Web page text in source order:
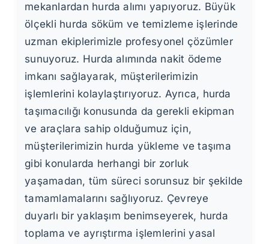
mekanlardan hurda alımı yapıyoruz. Büyük
ölçekli hurda söküm ve temizleme işlerinde
uzman ekiplerimizle profesyonel çözümler
sunuyoruz. Hurda alımında nakit ödeme
imkanı sağlayarak, müşterilerimizin
işlemlerini kolaylaştırıyoruz. Ayrıca, hurda
taşımacılığı konusunda da gerekli ekipman
ve araçlara sahip olduğumuz için,
müşterilerimizin hurda yükleme ve taşıma
gibi konularda herhangi bir zorluk
yaşamadan, tüm süreci sorunsuz bir şekilde
tamamlamalarını sağlıyoruz. Çevreye
duyarlı bir yaklaşım benimseyerek, hurda
toplama ve ayrıştırma işlemlerini yasal